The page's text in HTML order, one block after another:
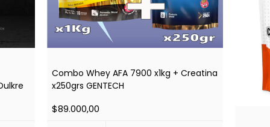
Combo Whey AFA 7900 x1kg + Creatina
x250grs GENTECH
$89.000,00